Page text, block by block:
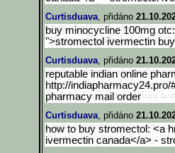
Curtisduava, přidáno
buy minocycline 100mg
">stromectol ivermectin
Curtisduava, přidáno
reputable indian online
http://
pharmacy mail order
Curtisduava, přidáno
how to buy stromectol: <a
ivermectin canada</a> -